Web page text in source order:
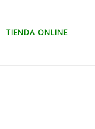
TIENDA ONLINE